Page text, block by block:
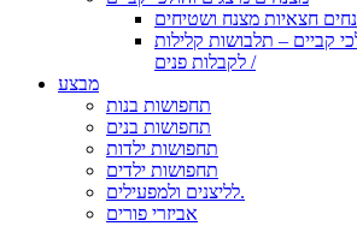
חצאיות מצנח ושטיחים
קביים – תלבושות קלילות
לקבלות פנים /
מבצע
תחפושות בנות
תחפושות בנים
תחפושות ילדות
תחפושות ילדים
לליצנים ולמפעילים.
אביזרי פורים